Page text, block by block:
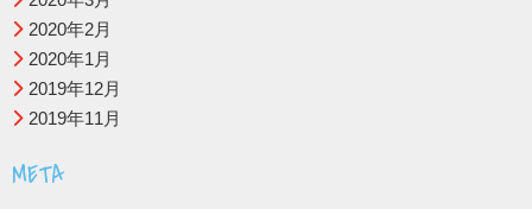
2020年2月
2020年1月
2019年12月
2019年11月
META